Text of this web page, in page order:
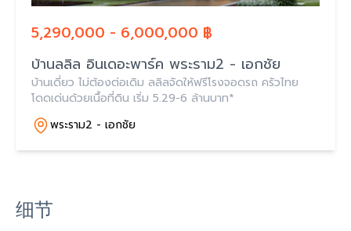
5,290,000 - 6,000,000 ฿
บ้านลลิล อินเดอะพาร์ค พระราม2 - เอกชัย
บ้านเดี่ยว ไม่ต้องต่อเดิม ลลิลจัดให้ฟรีโรงจอดรถ ครัวไทย
โดดเด่นด้วยเนื้อที่ดิน เริ่ม 5.29-6 ล้านบาท*
พระราม2 - เอกชัย
细节